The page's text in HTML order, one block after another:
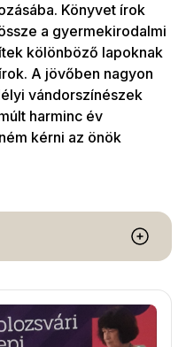
Könyvet írok
a gyermekirodalmi
kölönböző lapoknak
A jövőben nagyon
vándorszínészek
harminc év
kérni az önök